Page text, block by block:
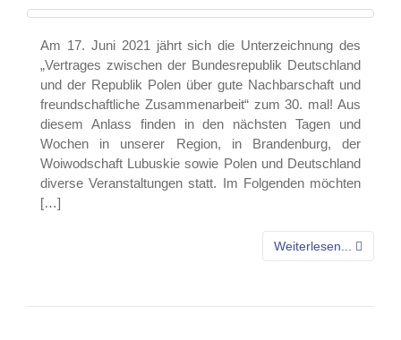
Am 17. Juni 2021 jährt sich die Unterzeichnung des
„Vertrages zwischen der Bundesrepublik Deutschland
und der Republik Polen über gute Nachbarschaft und
freundschaftliche Zusammenarbeit“ zum 30. mal! Aus
diesem Anlass finden in den nächsten Tagen und
Wochen in unserer Region, in Brandenburg, der
Woiwodschaft Lubuskie sowie Polen und Deutschland
diverse Veranstaltungen statt. Im Folgenden möchten
[…]
Weiterlesen...